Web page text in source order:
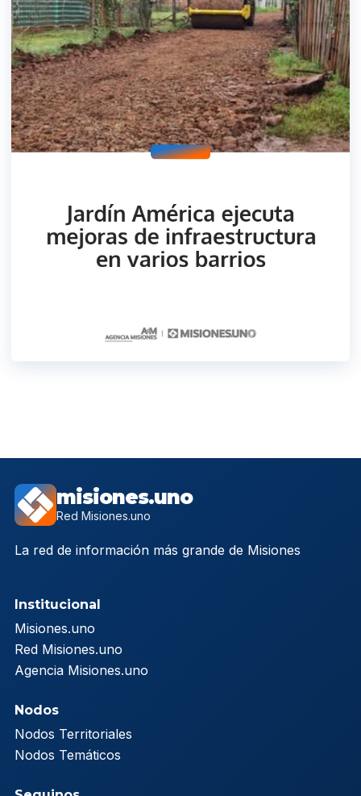
misiones.uno
Red Misiones.uno
La red de información más grande de Misiones
Institucional
Misiones.uno
Red Misiones.uno
Agencia Misiones.uno
Nodos
Nodos Territoriales
Nodos Temáticos